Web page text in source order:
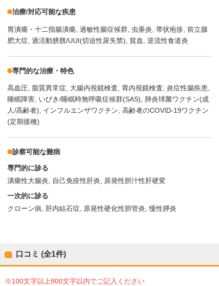
治療/対応可能な疾患
胃潰瘍・十二指腸潰瘍 過敏性腸症候群 虫垂炎 帯状疱疹 前立腺
肥大症 過活動膀胱/UUI(切迫性尿失禁) 貧血 逆流性食道炎
専門的な治療・特色
高血圧 脂質異常症 大腸内視鏡検査 胃内視鏡検査 炎症性腸疾患
睡眠障害 いびき/睡眠時無呼吸症候群(SAS)
肺炎球菌ワクチン(成
人/高齢者)
インフルエンザワクチン 高齢者のCOVID-19ワクチン
(定期接種)
診察可能な難病
専門的に診る
潰瘍性大腸炎
自己免疫性肝炎
原発性胆汁性肝硬変
一次的に診る
クローン病
肝内結石症 原発性硬化性胆管炎 慢性膵炎
口コミ (全1件)
※100文字以上800文字以内でご記入ください